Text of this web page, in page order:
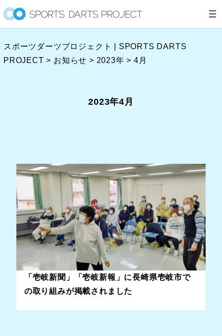
内
容
ス
キ
スポーツダーツプロジェクト | SPORTS DARTS
PROJECT > お知らせ > 2023年 >4月
2023年4月
「壱岐新聞」「壱岐新報」に長崎県壱岐市で
の取り組みが掲載されました